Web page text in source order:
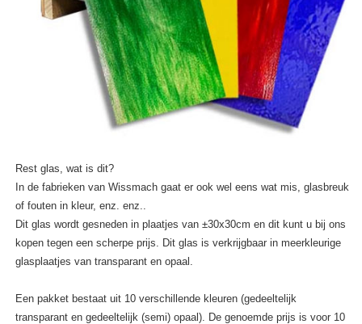
Rest glas, wat is dit?
In de fabrieken van Wissmach gaat er ook wel eens wat mis, glasbreuk
of fouten in kleur, enz. enz..
Dit glas wordt gesneden in plaatjes van ±30x30cm en dit kunt u bij ons
kopen tegen een scherpe prijs. Dit glas is verkrijgbaar in meerkleurige
glasplaatjes van transparant en opaal.
Een pakket bestaat uit 10 verschillende kleuren (gedeeltelijk
transparant en gedeeltelijk (semi) opaal). De genoemde prijs is voor 10